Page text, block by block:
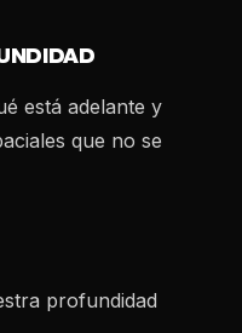
está adelante y
que no se
profundidad